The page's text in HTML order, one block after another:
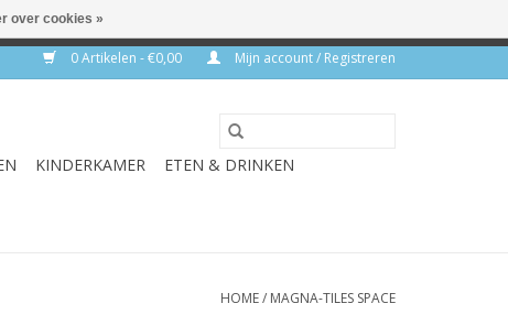
0 Artikelen - €0,00 Mijn account / Registreren
KINDERKAMER
ETEN & DRINKEN
HOME/ MAGNA-TILES SPACE
over cookies »